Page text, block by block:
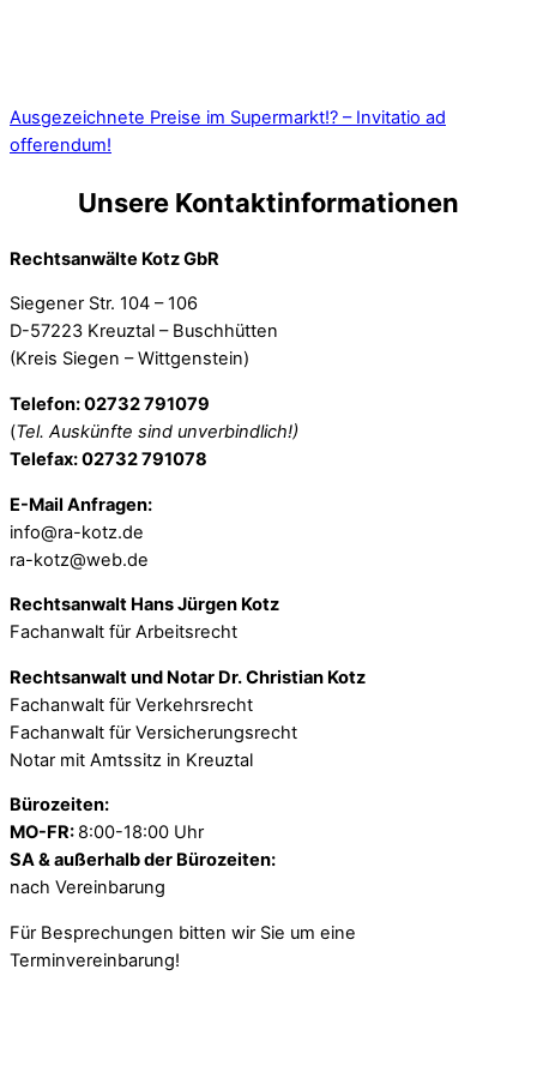
Ausgezeichnete Preise im Supermarkt!? – Invitatio ad
offerendum!
Unsere Kontaktinformationen
Rechtsanwälte Kotz GbR
Siegener Str. 104 – 106
D-57223 Kreuztal – Buschhütten
(Kreis Siegen – Wittgenstein)
Telefon: 02732 791079
(Tel. Auskünfte sind unverbindlich!)
Telefax: 02732 791078
E-Mail Anfragen:
info@ra-kotz.de
ra-kotz@web.de
Rechtsanwalt Hans Jürgen Kotz
Fachanwalt für Arbeitsrecht
Rechtsanwalt und Notar Dr. Christian Kotz
Fachanwalt für Verkehrsrecht
Fachanwalt für Versicherungsrecht
Notar mit Amtssitz in Kreuztal
Bürozeiten:
MO-FR: 8:00-18:00 Uhr
SA & außerhalb der Bürozeiten:
nach Vereinbarung
Für Besprechungen bitten wir Sie um eine
Terminvereinbarung!